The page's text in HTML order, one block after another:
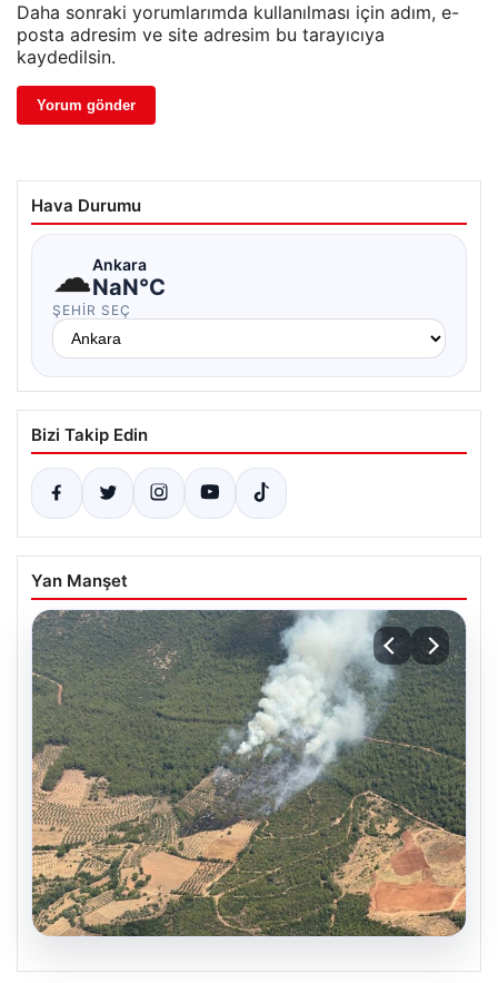
Daha sonraki yorumlarımda kullanılması için adım, e-
posta adresim ve site adresim bu tarayıcıya
kaydedilsin.
Hava Durumu
☁Ankara
NaN°C
ŞEHIR SEÇ
Bizi Takip Edin
Yan Manşet